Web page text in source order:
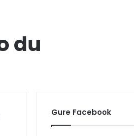
du
Gure Facebook